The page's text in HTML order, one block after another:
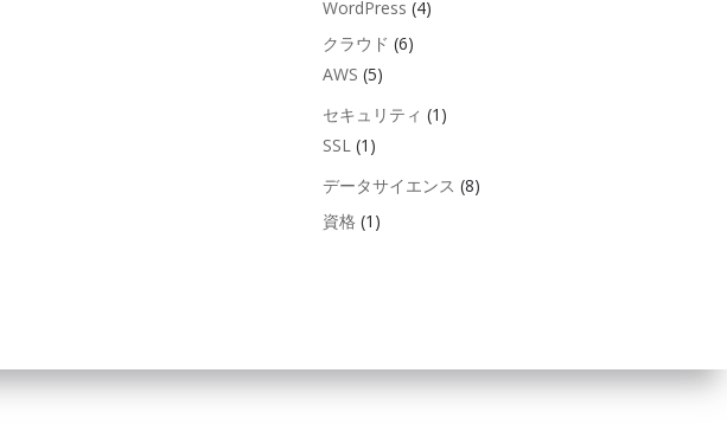
WordPress (4)
クラウド (6)
AWS (5)
セキュリティ (1)
SSL (1)
データサイエンス (8)
資格 (1)